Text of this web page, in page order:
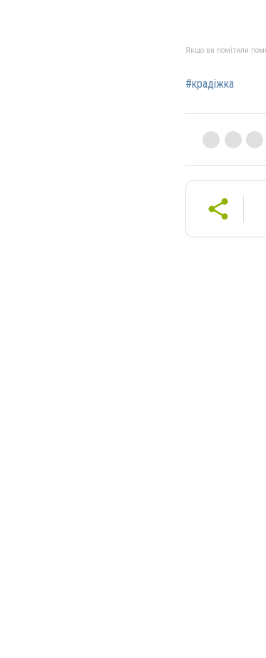
Якщо ви помітили
#крадіжка